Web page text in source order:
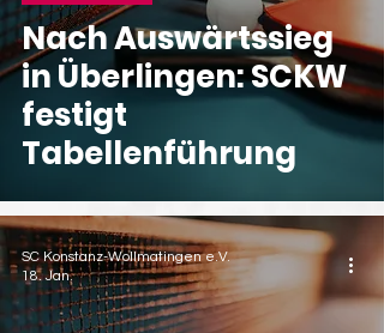
Nach Auswärtssieg
in Überlingen: SCKW
festigt
Tabellenführung
SC Konstanz-Wollmatingen e.V.
18. Jan.